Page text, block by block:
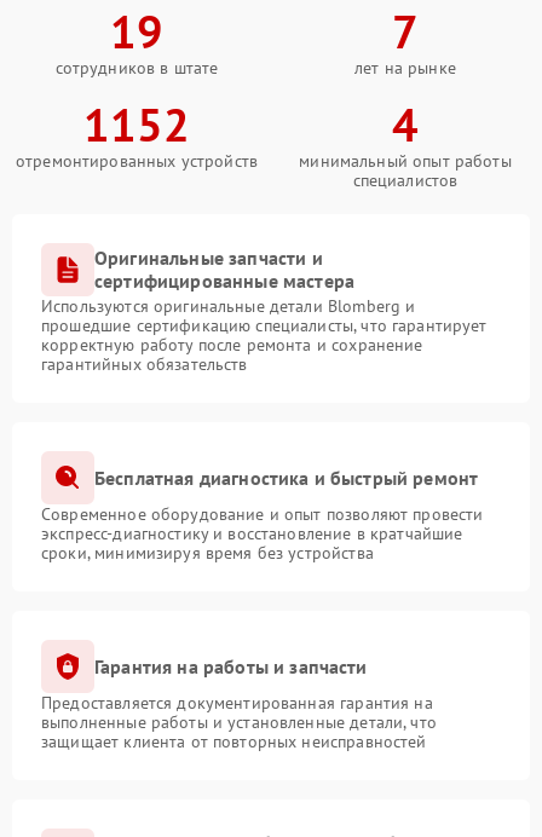
19
сотрудников в штате
7
лет на рынке
1152
отремонтированных устройств
4
минимальный опыт работы
специалистов
Оригинальные запчасти и
сертифицированные мастера
Используются оригинальные детали Blomberg и
прошедшие сертификацию специалисты, что гарантирует
корректную работу после ремонта и сохранение
гарантийных обязательств
Бесплатная диагностика и быстрый ремонт
Современное оборудование и опыт позволяют провести
экспресс-диагностику и восстановление в кратчайшие
сроки, минимизируя время без устройства
Гарантия на работы и запчасти
Предоставляется документированная гарантия на
выполненные работы и установленные детали, что
защищает клиента от повторных неисправностей